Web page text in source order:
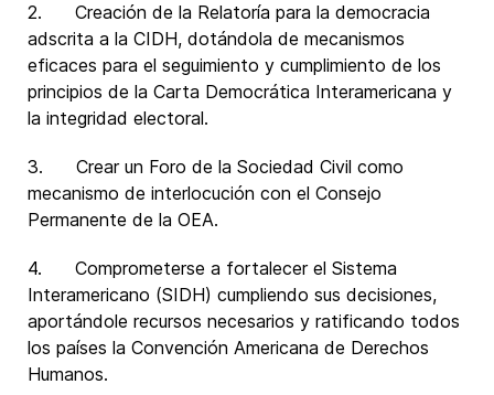
2. Creación de la Relatoría para la democracia
adscrita a la CIDH, dotándola de mecanismos
eficaces para el seguimiento y cumplimiento de los
principios de la Carta Democrática Interamericana y
la integridad electoral.
3. Crear un Foro de la Sociedad Civil como
mecanismo de interlocución con el Consejo
Permanente de la OEA.
4. Comprometerse a fortalecer el Sistema
Interamericano (SIDH) cumpliendo sus decisiones,
aportándole recursos necesarios y ratificando todos
los países la Convención Americana de Derechos
Humanos.